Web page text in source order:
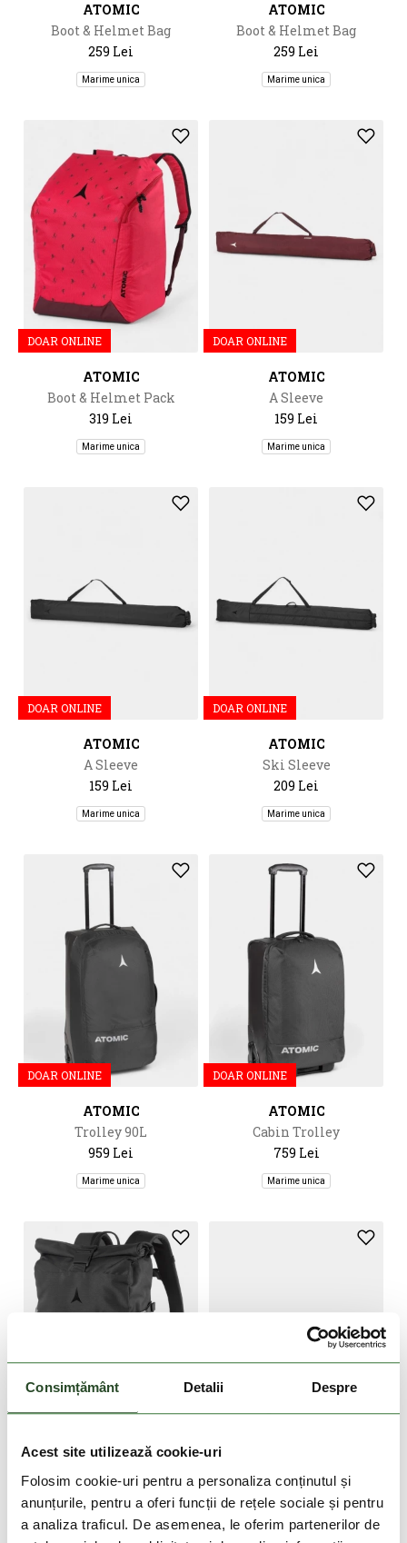
Consimțământ Detalii Despre
Acest site utilizează cookie-uri
Folosim cookie-uri pentru a personaliza conținutul și
anunțurile, pentru a oferi funcții de rețele sociale și pentru
a analiza traficul. De asemenea, le oferim partenerilor de
ATOMIC
Boot & Helmet Bag
259 Lei
Marime unica
ATOMIC
Boot & Helmet Bag
259 Lei
Marime unica
DOAR ONLINE
ATOMIC
Boot & Helmet Pack
319 Lei
Marime unica
DOAR ONLINE
ATOMIC
A Sleeve
159 Lei
Marime unica
DOAR ONLINE
ATOMIC
A Sleeve
159 Lei
Marime unica
DOAR ONLINE
ATOMIC
Ski Sleeve
209 Lei
Marime unica
DOAR ONLINE
ATOMIC
Trolley 90L
959 Lei
Marime unica
DOAR ONLINE
ATOMIC
Cabin Trolley
759 Lei
Marime unica
ATOMIC
Daypack
459 Lei
SALOMON
Original 1 Pair 160-210
289 Lei